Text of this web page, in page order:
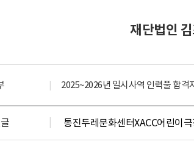
재단법인
2025~2026년 일시사역 인력풀 합
통진두레문화센터XACC어린이